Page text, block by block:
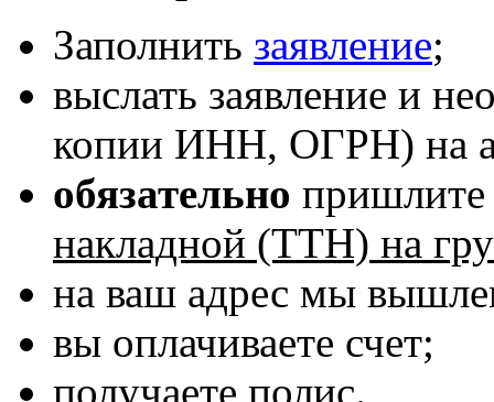
Заполнить заявление;
выслать заявление и
копии ИНН, ОГРН) на
обязательно
накладной (ТТН) на
на ваш адрес мы
вы оплачиваете счет;
получаете полис.